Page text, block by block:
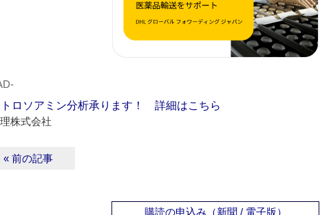
ロソアミン分析承ります！ 詳細はこちら
株式会社
« 前の記事
購読の申込み（新聞 / 電子版）